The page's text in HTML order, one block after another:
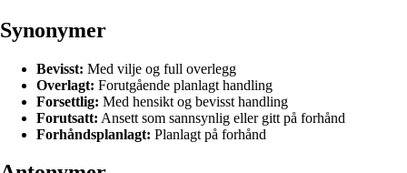
Synonymer
Bevisst: Med vilje og full overlegg
Overlagt: Forutgående planlagt handling
Forsettlig: Med hensikt og bevisst handling
Forutsatt: Ansett som sannsynlig eller gitt på forhånd
Forhåndsplanlagt: Planlagt på forhånd